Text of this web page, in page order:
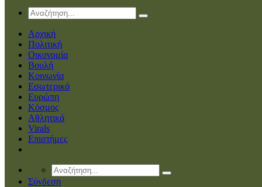
Αρχική
Πολιτική
Οικονομία
Βουλή
Κοινωνία
Εσωτερικά
Ευρώπη
Κόσμος
Αθλητικά
Virals
Επιστήμες
Σύνδεση